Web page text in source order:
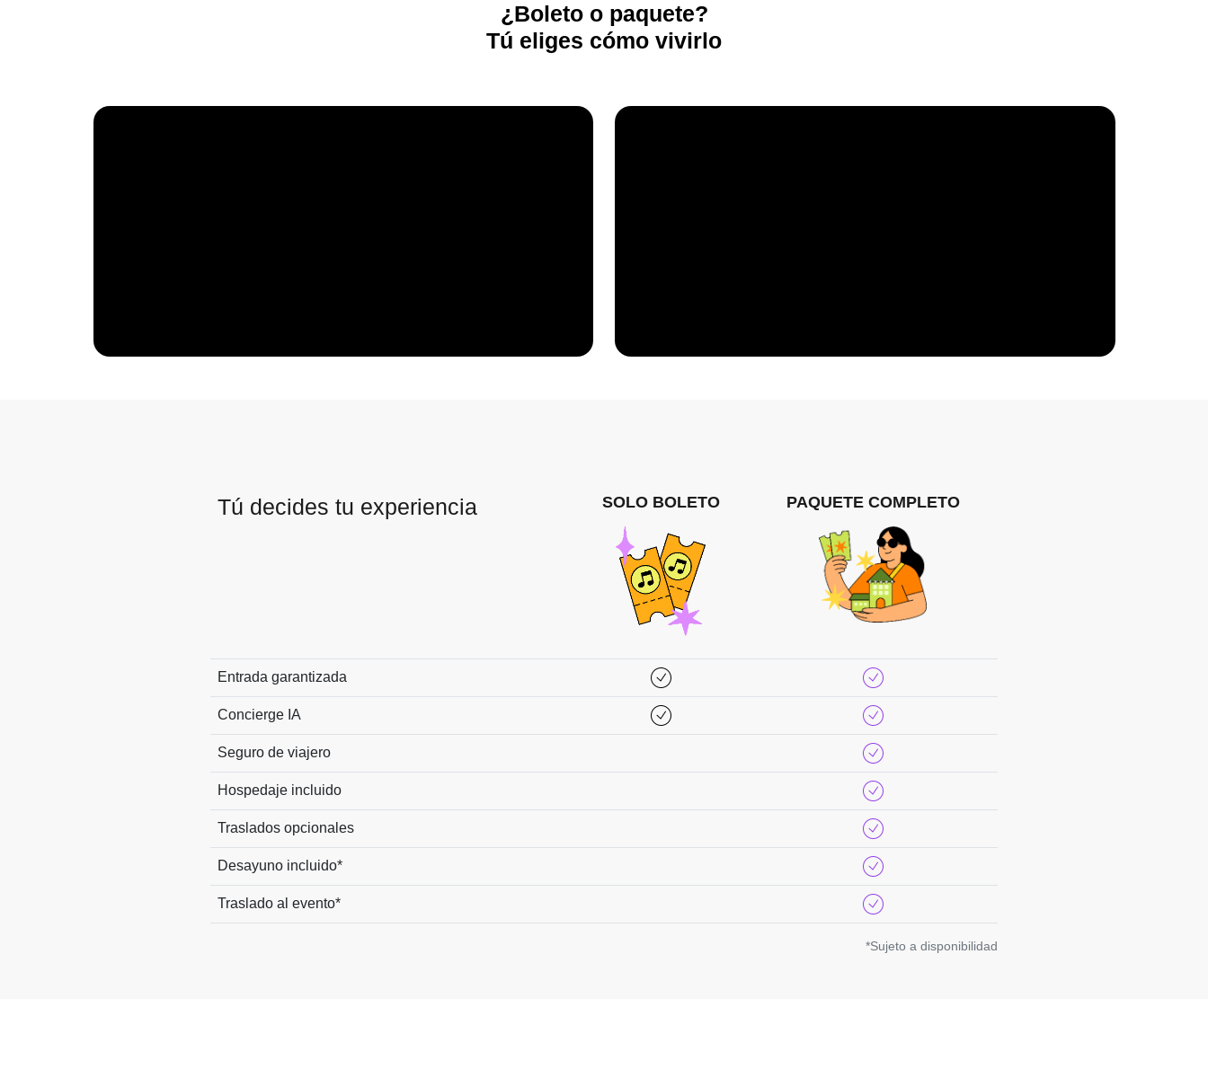
¿Boleto o paquete?
Tú eliges cómo vivirlo
Tú decides tu experiencia SOLO BOLETO PAQUETE COMPLETO
Entrada garantizada
Concierge IA
Seguro de viajero
Hospedaje incluido
Traslados opcionales
Desayuno incluido*
Traslado al evento*
*Sujeto a disponibilidad